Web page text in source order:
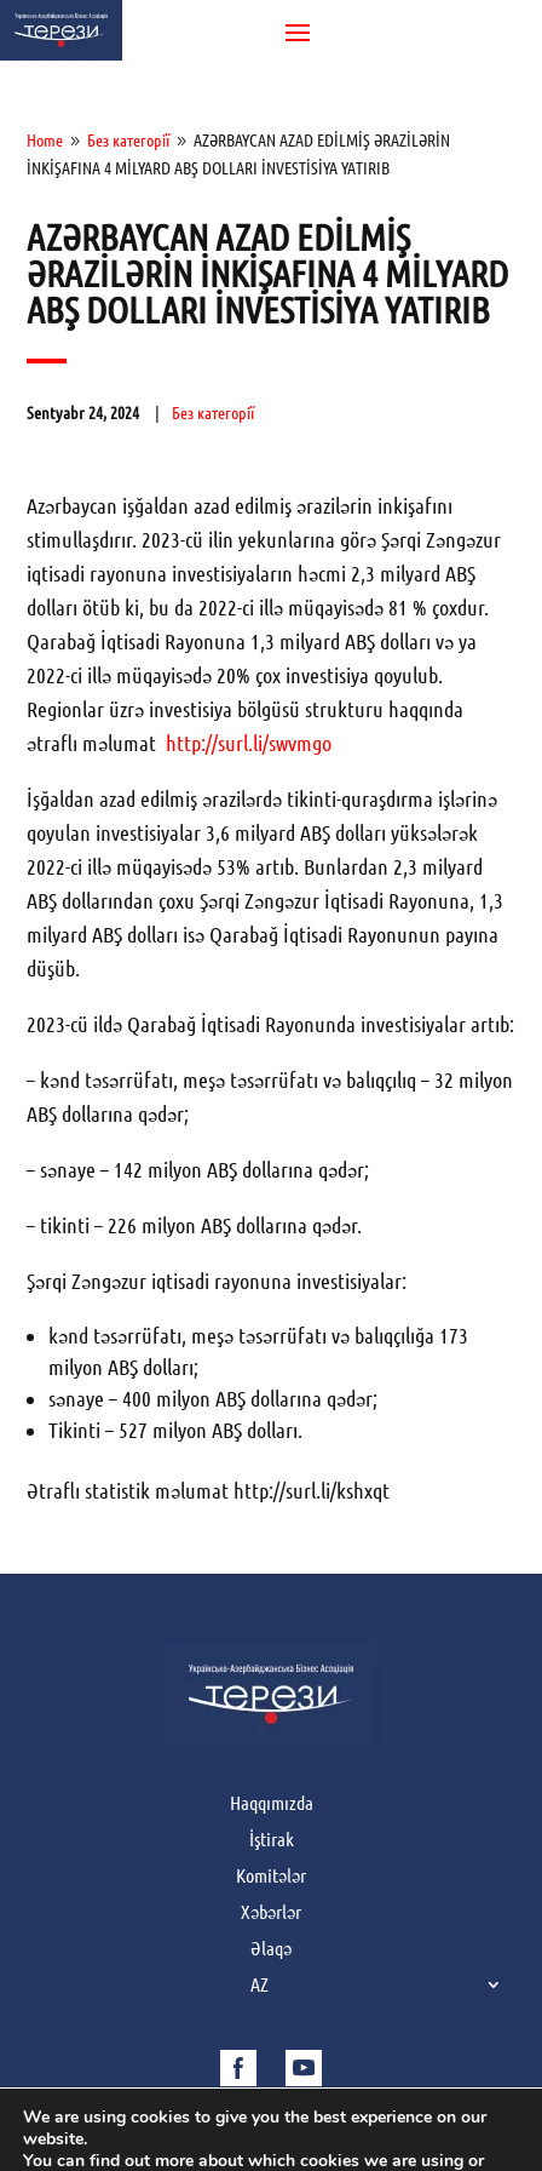
Home 9 Без категорії 9 AZƏRBAYCAN AZAD EDİLMİŞ ƏRAZİLƏRİN
İNKİŞAFINA 4 MİLYARD ABŞ DOLLARI İNVESTİSİYA YATIRIB
AZƏRBAYCAN AZAD EDİLMİŞ
ƏRAZİLƏRİN İNKİŞAFINA 4 MİLYARD
ABŞ DOLLARI İNVESTİSİYA YATIRIB
Sentyabr 24, 2024 Без категорії
Azərbaycan işğaldan azad edilmiş ərazilərin inkişafını
stimullaşdırır. 2023-cü ilin yekunlarına görə Şərqi Zəngəzur
iqtisadi rayonuna investisiyaların həcmi 2,3 milyard ABŞ
dolları ötüb ki, bu da 2022-ci illə müqayisədə 81 % çoxdur.
Qarabağ İqtisadi Rayonuna 1,3 milyard ABŞ dolları və ya
2022-ci illə müqayisədə 20% çox investisiya qoyulub.
Regionlar üzrə investisiya bölgüsü strukturu haqqında
ətraflı məlumat http://surl.li/swvmgo
İşğaldan azad edilmiş ərazilərdə tikinti-quraşdırma işlərinə
qoyulan investisiyalar 3,6 milyard ABŞ dolları yüksələrək
2022-ci illə müqayisədə 53% artıb. Bunlardan 2,3 milyard
ABŞ dollarından çoxu Şərqi Zəngəzur İqtisadi Rayonuna, 1,3
milyard ABŞ dolları isə Qarabağ İqtisadi Rayonunun payına
düşüb.
2023-cü ildə Qarabağ İqtisadi Rayonunda investisiyalar artıb:
– kənd təsərrüfatı, meşə təsərrüfatı və balıqçılıq – 32 milyon
ABŞ dollarına qədər;
– sənaye – 142 milyon ABŞ dollarına qədər;
– tikinti – 226 milyon ABŞ dollarına qədər.
Şərqi Zəngəzur iqtisadi rayonuna investisiyalar:
kənd təsərrüfatı, meşə təsərrüfatı və balıqçılığa 173
milyon ABŞ dolları;
sənaye – 400 milyon ABŞ dollarına qədər;
Tikinti – 527 milyon ABŞ dolları.
Ətraflı statistik məlumat http://surl.li/kshxqt
Haqqımızda
İştirak
Komitələr
Xəbərlər
Əlaqə
AZ
We are using cookies to give you the best experience on our
website.
You can find out more about which cookies we are using or